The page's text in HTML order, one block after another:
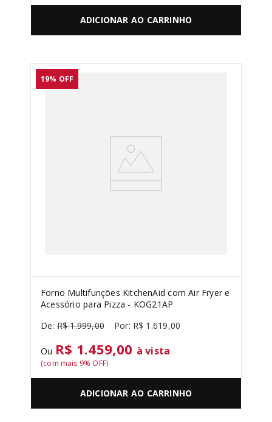
ADICIONAR AO CARRINHO
19% OFF
Forno Multifunções KitchenAid com Air Fryer e
Acessório para Pizza - KOG21AP
R$ 1.999,00 R$ 1 .619,00
Ou R$ 1.459,00 à vista
(com mais 9% OFF)
ADICIONAR AO CARRINHO